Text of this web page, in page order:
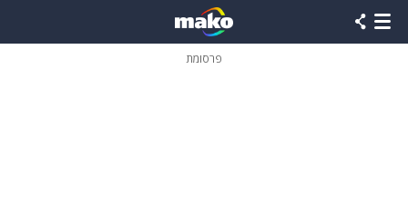
פרסומת